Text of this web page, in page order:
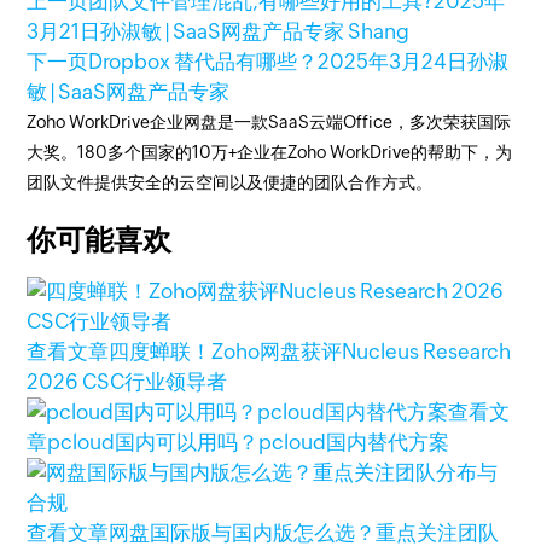
3月21日孙淑敏 | SaaS网盘产品专家 Shang
下一页Dropbox 替代品有哪些？2025年3月24日孙淑
敏 | SaaS网盘产品专家
Zoho WorkDrive企业网盘是一款SaaS云端Office，多次荣获国际
大奖。180多个国家的10万+企业在Zoho WorkDrive的帮助下，为
团队文件提供安全的云空间以及便捷的团队合作方式。
你可能喜欢
查看文章四度蝉联！Zoho网盘获评Nucleus Research
2026 CSC行业领导者
查看文
章pcloud国内可以用吗？pcloud国内替代方案
查看文章网盘国际版与国内版怎么选？重点关注团队